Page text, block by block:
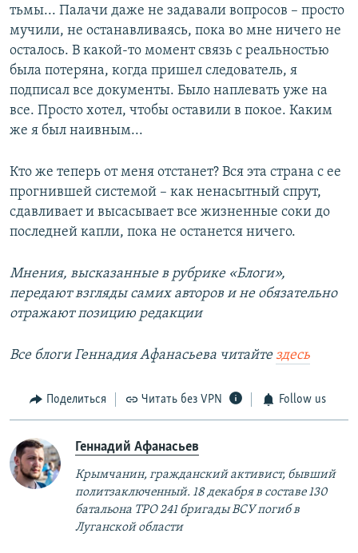
тьмы... Палачи даже не задавали вопросов – просто
мучили, не останавливаясь, пока во мне ничего не
осталось. В какой-то момент связь с реальностью
была потеряна, когда пришел следователь, я
подписал все документы. Было наплевать уже на
все. Просто хотел, чтобы оставили в покое. Каким
же я был наивным...
Кто же теперь от меня отстанет? Вся эта страна с ее
прогнившей системой – как ненасытный спрут,
сдавливает и высасывает все жизненные соки до
последней капли, пока не останется ничего.
Мнения, высказанные в рубрике «Блоги»,
передают взгляды самих авторов и не обязательно
отражают позицию редакции
Все блоги Геннадия Афанасьева читайтездесь
Поделиться Читать без VPN Follow us
Геннадий Афанасьев
Крымчанин, гражданский активист, бывший
политзаключенный. 18 декабря в составе 130
батальона ТРО 241 бригады ВСУ погиб в
Луганской области​